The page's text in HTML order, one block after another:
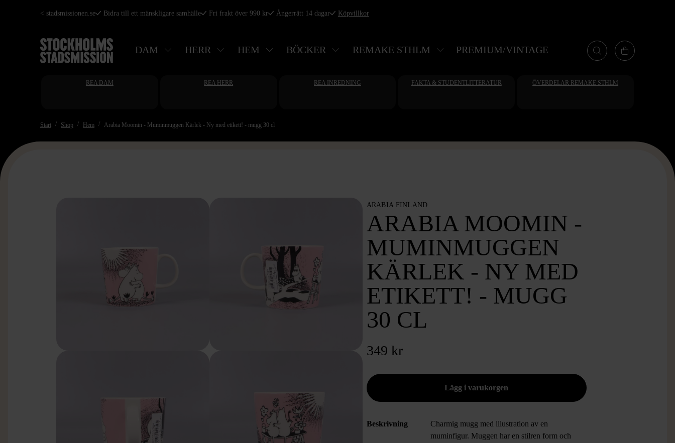
Hoppa
huvudinnehåll
< stadsmissionen.se Bidra till ett mänskligare samhälle Fri frakt över 990 kr Ångerrätt 14 dagar Köpvillkor
DAM HERR HEM BÖCKER REMAKE STHLM PREMIUM/VINTAGE
REA DAM REA HERR REA INREDNING FAKTA & STUDENTLITTERATUR ÖVERDELAR REMAKE STHLM
Start Shop Hem Arabia Moomin - Muminmuggen Kärlek - Ny med etikett! - mugg 30 cl
ARABIA FINLAND
ARABIA MOOMIN -
MUMINMUGGEN
KÄRLEK - NY MED
ETIKETT! - MUGG
30 CL
349 kr
Beskrivning
Charmig mugg med illustration av en
muminfigur. Muggen har en stilren form och